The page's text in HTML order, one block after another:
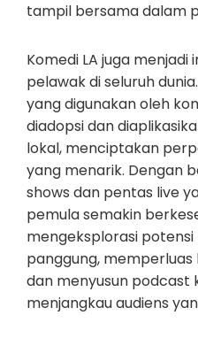
tampil bersama dalam
Komedi LA juga
pelawak di seluruh
yang digunakan oleh
diadopsi dan
lokal, menciptakan
yang menarik. Dengan
shows dan pentas live
pemula semakin
mengeksplorasi
panggung,
dan menyusun podcast
menjangkau audiens